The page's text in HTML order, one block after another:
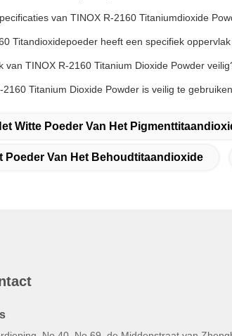
van TINOX R-2160 Titaniumdioxide
Titandioxidepoeder heeft een specifiek
van TINOX R-2160 Titanium Dioxide Powder
2160 Titanium Dioxide Powder is veilig te
Witte Poeder Van Het
Poeder Van Het Behoudtitaandioxide